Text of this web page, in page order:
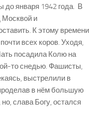
января 1942 года. В
Москвой и
К этому времени
всех коров. Уходя,
посадила Колю на
­то снедью. Фашисты,
выстрелили в
в нём большую
слава Богу, остался